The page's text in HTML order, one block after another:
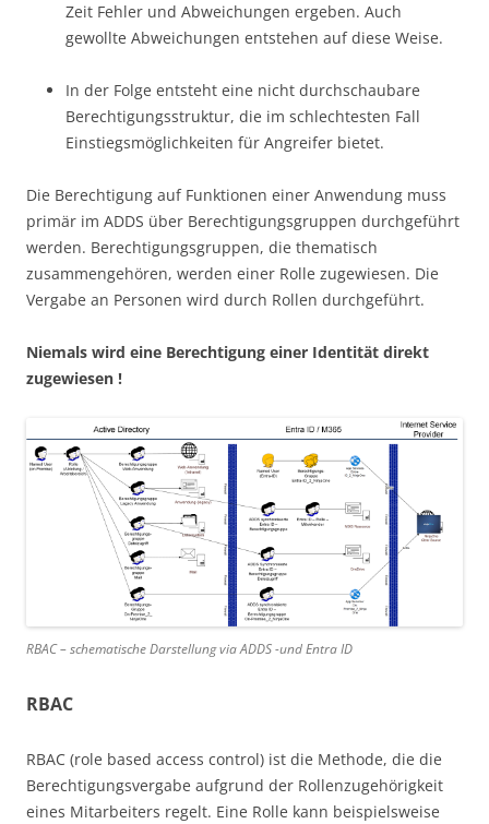
Zeit Fehler und Abweichungen ergeben. Auch
gewollte Abweichungen entstehen auf diese Weise.
In der Folge entsteht eine nicht durchschaubare
Berechtigungsstruktur, die im schlechtesten Fall
Einstiegsmöglichkeiten für Angreifer bietet.
Die Berechtigung auf Funktionen einer Anwendung muss
primär im ADDS über Berechtigungsgruppen durchgeführt
werden. Berechtigungsgruppen, die thematisch
zusammengehören, werden einer Rolle zugewiesen. Die
Vergabe an Personen wird durch Rollen durchgeführt.
Niemals wird eine Berechtigung einer Identität direkt
zugewiesen !
RBAC – schematische Darstellung via ADDS -und Entra ID
RBAC
RBAC (role based access control) ist die Methode, die die
Berechtigungsvergabe aufgrund der Rollenzugehörigkeit
eines Mitarbeiters regelt. Eine Rolle kann beispielsweise